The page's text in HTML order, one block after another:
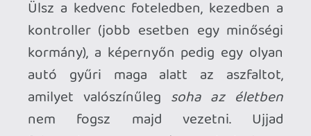
amilyet valószínűleg soha az életben
nem fogsz majd vezetni. Ujjad
folyamatosan a gázon tartod, a
képernyőn repkedő törmelékek
intenzitását csak az 5.1-es
hangrendszerből dübörgő motorhang
übereli. A kanyar előtt nem lassítasz, csak
egy másodpercre fékezel, a díszes kasztni